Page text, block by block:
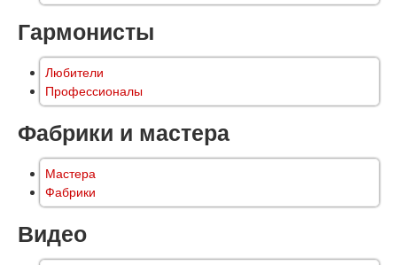
Гармонисты
Любители
Профессионалы
Фабрики и мастера
Мастера
Фабрики
Видео